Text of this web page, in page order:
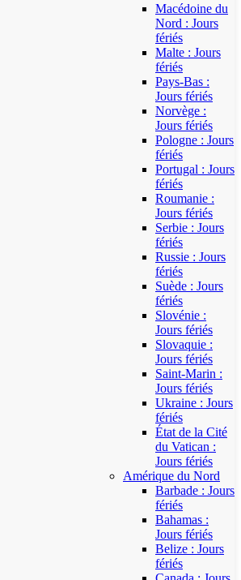
Macédoine du
Nord : Jours
fériés
Malte : Jours
fériés
Pays-Bas :
Jours fériés
Norvège :
Jours fériés
Pologne : Jours
fériés
Portugal : Jours
fériés
Roumanie :
Jours fériés
Serbie : Jours
fériés
Russie : Jours
fériés
Suède : Jours
fériés
Slovénie :
Jours fériés
Slovaquie :
Jours fériés
Saint-Marin :
Jours fériés
Ukraine : Jours
fériés
État de la Cité
du Vatican :
Jours fériés
Amérique du Nord
Barbade : Jours
fériés
Bahamas :
Jours fériés
Belize : Jours
fériés